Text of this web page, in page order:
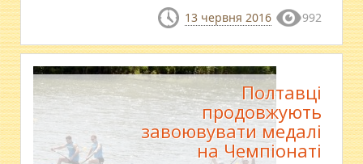
13 червня 2016 992
Полтавці
продовжують
завоювувати медалі
на Чемпіонаті